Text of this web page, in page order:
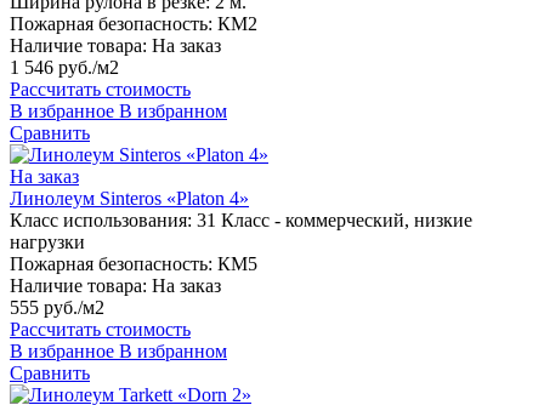
Пожарная безопасность: КМ2
Наличие товара: На заказ
1 546 руб./м2
Рассчитать стоимость
В избранное В избранном
Сравнить
На заказ
Линолеум Sinteros «Platon 4»
Класс использования: 31 Класс - коммерческий, низкие
нагрузки
Пожарная безопасность: КМ5
Наличие товара: На заказ
555 руб./м2
Рассчитать стоимость
В избранное В избранном
Сравнить